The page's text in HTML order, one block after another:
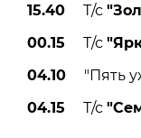
15.40 Т/с
00.15 Т/с
04.10 "Пять
04.15 Т/с